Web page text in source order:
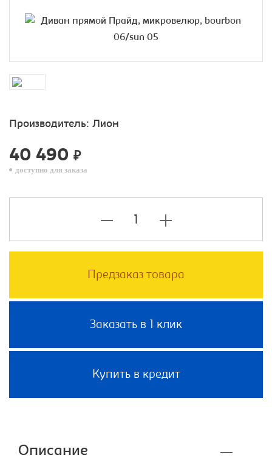
Производитель: Лион
40 490 ₽
доступно для заказа
Предзаказ товара
Заказать в 1 клик
Купить в кредит
Описание